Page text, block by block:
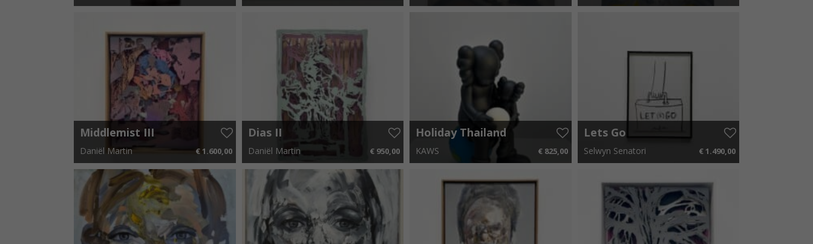
Middlemist III
Daniël Martin € 1.600,00
40 cm x 50 cm € 24,00 p.m.
Dias II
Daniël Martin € 950,00
40 cm x 55 cm € 14,25 p.m.
Holiday Thailand
KAWS € 825,00
Lets Go
Selwyn Senatori € 1.490,00